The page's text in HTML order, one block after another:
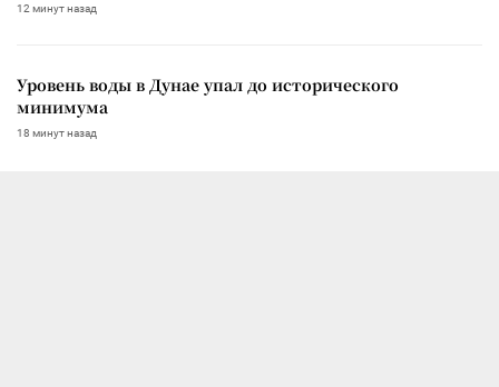
12 минут назад
Уровень воды в Дунае упал до исторического
минимума
18 минут назад